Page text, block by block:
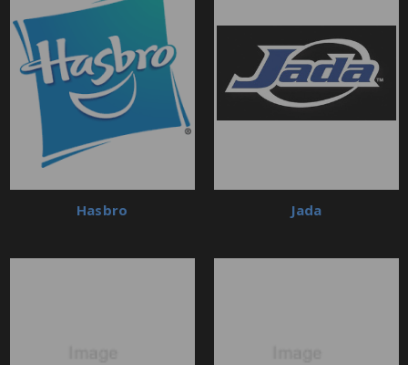
Hasbro Jada